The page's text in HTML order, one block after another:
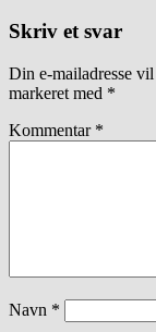
Skriv et svar
Din e-mailadresse
markeret med *
Kommentar *
Navn *